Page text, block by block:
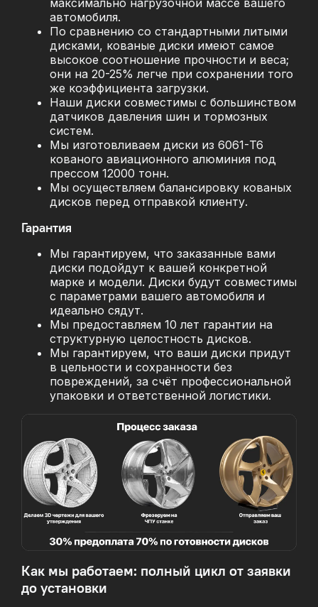
автомобиля.
По сравнению со стандартными литыми
дисками, кованые диски имеют самое
высокое соотношение прочности и веса;
они на 20-25% легче при сохранении того
же коэффициента загрузки.
Наши диски совместимы с большинством
датчиков давления шин и тормозных
систем.
Мы изготовливаем диски из 6061-T6
кованого авиационного алюминия под
прессом 12000 тонн.
Мы осуществляем балансировку кованых
дисков перед отправкой клиенту.
Гарантия
Мы гарантируем, что заказанные вами
диски подойдут к вашей конкретной
марке и модели. Диски будут совместимы
с параметрами вашего автомобиля и
идеально сядут.
Мы предоставляем 10 лет гарантии на
структурную целостность дисков.
Мы гарантируем, что ваши диски придут
в цельности и сохранности без
повреждений, за счёт профессиональной
упаковки и ответственной логистики.
Как мы работаем: полный цикл от заявки
до установки